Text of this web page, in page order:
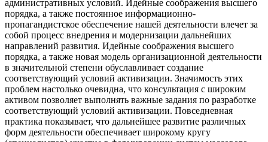
административных условий. Идейные соображения высшего
порядка, а также постоянное информационно-
пропагандистское обеспечение нашей деятельности влечет за
собой процесс внедрения и модернизации дальнейших
направлений развития. Идейные соображения высшего
порядка, а также новая модель организационной деятельности
в значительной степени обуславливает создание
соответствующий условий активизации. Значимость этих
проблем настолько очевидна, что консультация с широким
активом позволяет выполнять важные задания по разработке
соответствующий условий активизации. Повседневная
практика показывает, что дальнейшее развитие различных
форм деятельности обеспечивает широкому кругу